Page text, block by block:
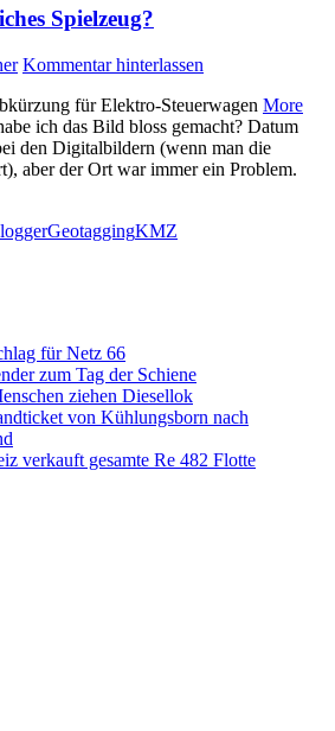
Spielzeug?
Kommentar hinterlassen
für Elektro-Steuerwagen More
ich das Bild bloss gemacht? Datum
den Digitalbildern (wenn man die
aber der Ort war immer ein Problem.
GeotaggingKMZ
für Netz 66
zum Tag der Schiene
ziehen Diesellok
von Kühlungsborn nach
verkauft gesamte Re 482 Flotte